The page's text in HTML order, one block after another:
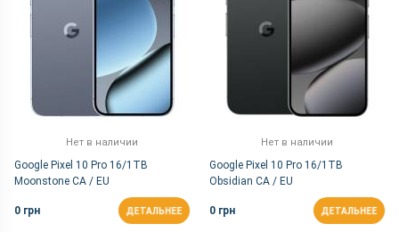
Нет в наличии
Google Pixel 10 Pro 16/1TB
Moonstone CA / EU
0 грн ДЕТАЛЬНЕЕ
Нет в наличии
Google Pixel 10 Pro 16/1TB
Obsidian CA / EU
0 грн ДЕТАЛЬНЕЕ